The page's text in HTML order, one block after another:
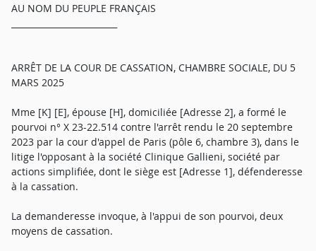
AU NOM DU PEUPLE FRANÇAIS
ARRÊT DE LA COUR DE CASSATION, CHAMBRE SOCIALE, DU 5
MARS 2025
Mme [K] [E], épouse [H], domiciliée [Adresse 2], a formé le
pourvoi n° X 23-22.514 contre l'arrêt rendu le 20 septembre
2023 par la cour d'appel de Paris (pôle 6, chambre 3), dans le
litige l'opposant à la société Clinique Gallieni, société par
actions simplifiée, dont le siège est [Adresse 1], défenderesse
à la cassation.
La demanderesse invoque, à l'appui de son pourvoi, deux
moyens de cassation.